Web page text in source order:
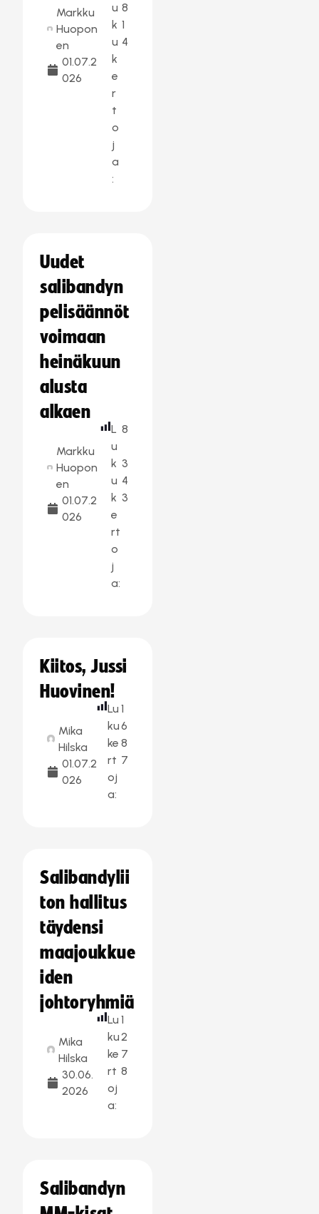
Markku
Huopon
en
01.07.2
026
u
k
u
k
e
r
t
o
j
a
:
8
1
4
Uudet
salibandyn
pelisäännöt
voimaan
heinäkuun
alusta
alkaen
Markku
Huopon
en
01.07.2
026
L
u
k
u
k
e
rt
o
j
a:
8
3
4
3
Kiitos, Jussi
Huovinen!
Mika
Hilska
01.07.2
026
Lu
ku
ke
rt
oj
a:
1
6
8
7
Salibandylii
ton hallitus
täydensi
maajoukkue
iden
johtoryhmiä
Mika
Hilska
30.06.
2026
Lu
ku
ke
rt
oj
a:
1
2
7
8
Salibandyn